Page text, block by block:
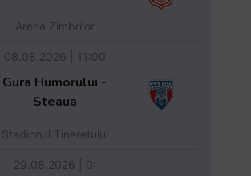
Arena Zimbrilor
08.08.2026 | 11:00
Gura Humorului -
Steaua
Stadionul Tineretului
29.08.2026 | 0: